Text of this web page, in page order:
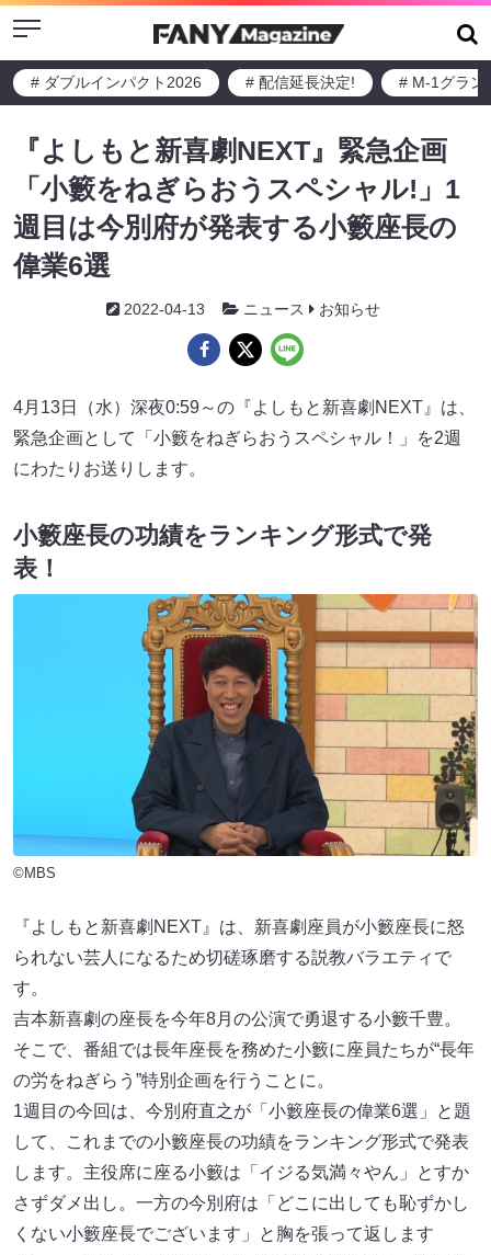
Menu
# ダブルインパクト2026 # 配信延長決定! # M-1グラン
『よしもと新喜劇NEXT』緊急企画
「小籔をねぎらおうスペシャル!」1
週目は今別府が発表する小籔座長の
偉業6選
2022-04-13 ニュース お知らせ
4月13日（水）深夜0:59～の『よしもと新喜劇NEXT』は、
緊急企画として「小籔をねぎらおうスペシャル！」を2週
にわたりお送りします。
小籔座長の功績をランキング形式で発
表！
©MBS
『よしもと新喜劇NEXT』は、新喜劇座員が小籔座長に怒
られない芸人になるため切磋琢磨する説教バラエティで
す。
吉本新喜劇の座長を今年8月の公演で勇退する小籔千豊。
そこで、番組では長年座長を務めた小籔に座員たちが“長年
の労をねぎらう”特別企画を行うことに。
1週目の今回は、今別府直之が「小籔座長の偉業6選」と題
して、これまでの小籔座長の功績をランキング形式で発表
します。主役席に座る小籔は「イジる気満々やん」とすか
さずダメ出し。一方の今別府は「どこに出しても恥ずかし
くない小籔座長でございます」と胸を張って返します